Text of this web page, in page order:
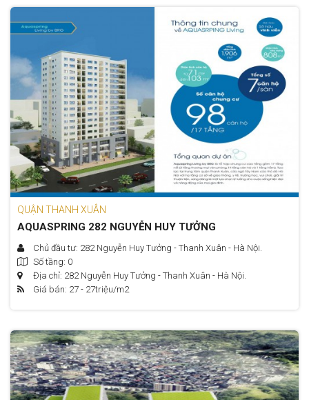
QUẬN THANH XUÂN
AQUASPRING 282 NGUYỄN HUY TƯỞNG
Chủ đầu tư: 282 Nguyễn Huy Tưởng - Thanh Xuân - Hà Nội.
Số tầng: 0
Địa chỉ: 282 Nguyễn Huy Tưởng - Thanh Xuân - Hà Nội.
Giá bán: 27 - 27triệu/m2